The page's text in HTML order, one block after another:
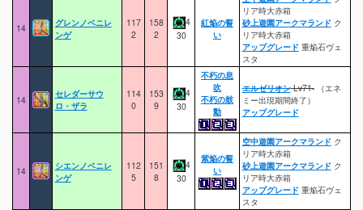
14
グレンノベニレ
ンゲ
117
2
158
2
4
30
紅焔の誓
い
リア時大赤箱
砂上遊園アークマランド ク
リア時大赤箱
アップグレード 重焔石ヴェ
スタ
14
セレダーサウ
ロ・ザラ
114
0
153
9
4
30
不朽の息
吹
不朽の鼓
動
エルゼリオンLv71-（エネ
ミー出現期間終了）
アップグレード
14
シエンノベニレ
ンゲ
112
5
151
8
4
30
紫焔の誓
い
空中遊園アークマランド ク
リア時大赤箱
砂上遊園アークマランド ク
リア時大赤箱
アップグレード 重焔石ヴェ
スタ